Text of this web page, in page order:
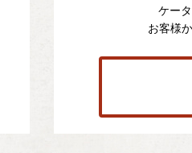
ケー
お客様